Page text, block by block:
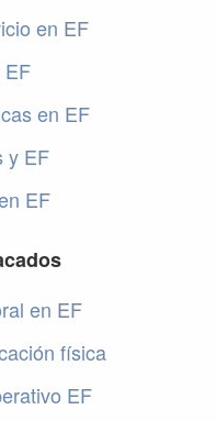
en EF
EF
en EF
y EF
EF
en EF
física
EF